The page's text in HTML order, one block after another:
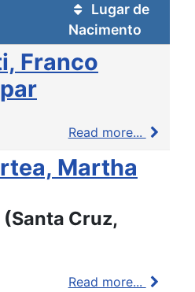
Lugar de
Nacimento
Franco
Read more...
Martha
Cruz,
Read more...